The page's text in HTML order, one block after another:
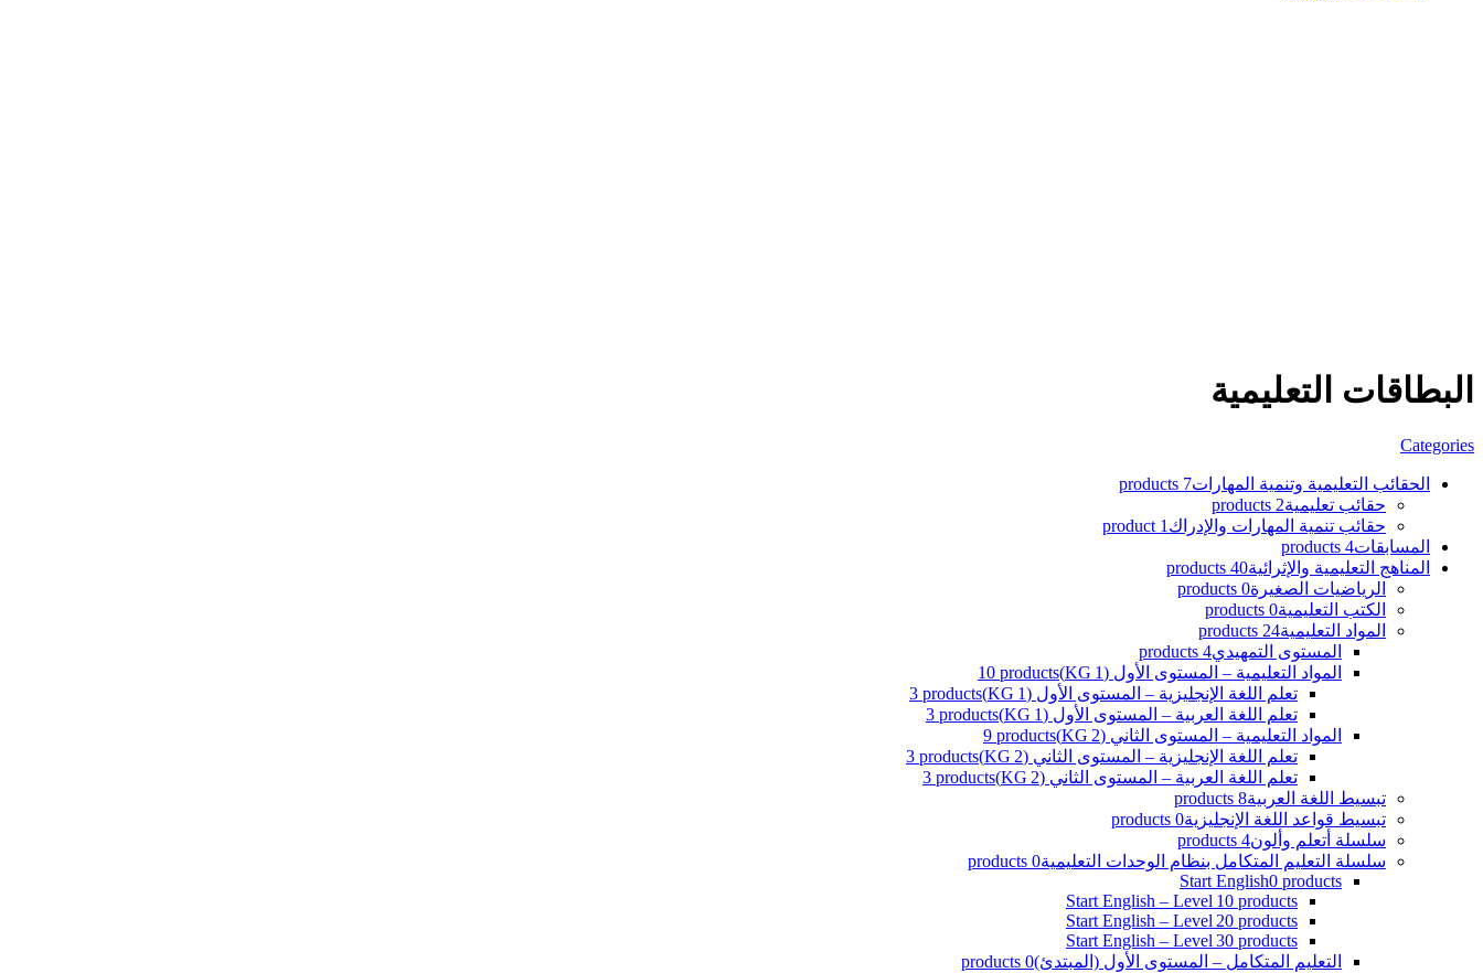
البطاقات التعليمية
Categories
الحقائب التعليمية وتنمية المهارات7 products
حقائب تعليمية2 products
حقائب تنمية المهارات والإدراك 1 product
المسابقات4 products
المناهج التعليمية والإثرائية40 products
الرياضيات الصغيرة0 products
الكتب التعليمية0 products
المواد التعليمية24 products
المستوى التمهيدي4 products
المواد التعليمية – المستوى الأول (KG 1)
10 products
تعلم اللغة الإنجليزية – المستوى الأول (KG 1)
3 products
تعلم اللغة العربية – المستوى الأول (KG 1)
3 products
المواد التعليمية – المستوى الثاني (KG 2)
9 products
تعلم اللغة الإنجليزية – المستوى الثاني (KG 2)
3 products
تعلم اللغة العربية – المستوى الثاني (KG 2)
3 products
تبسيط اللغة العربية8 products
تبسيط قواعد اللغة الإنجليزية0 products
سلسلة أتعلم وألون4 products
سلسلة التعليم المتكامل بنظام الوحدات التعليمية0 products
Start English0 products
Start English – Level 10 products
Start English – Level 20 products
Start English – Level 30 products
التعليم المتكامل – المستوى الأول (المبتدئ)0 products